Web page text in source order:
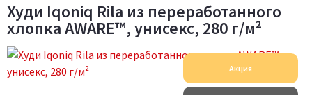
Худи Iqoniq Rila из переработанного
хлопка AWARE™, унисекс, 280 г/м²
Акция